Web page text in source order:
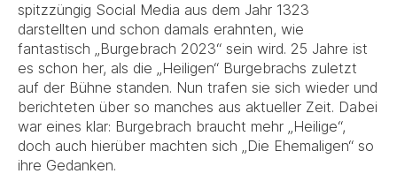
spitzzüngig Social Media aus dem Jahr 1323
darstellten und schon damals erahnten, wie
fantastisch „Burgebrach 2023“ sein wird. 25 Jahre ist
es schon her, als die „Heiligen“ Burgebrachs zuletzt
auf der Bühne standen. Nun trafen sie sich wieder und
berichteten über so manches aus aktueller Zeit. Dabei
war eines klar: Burgebrach braucht mehr „Heilige“,
doch auch hierüber machten sich „Die Ehemaligen“ so
ihre Gedanken.